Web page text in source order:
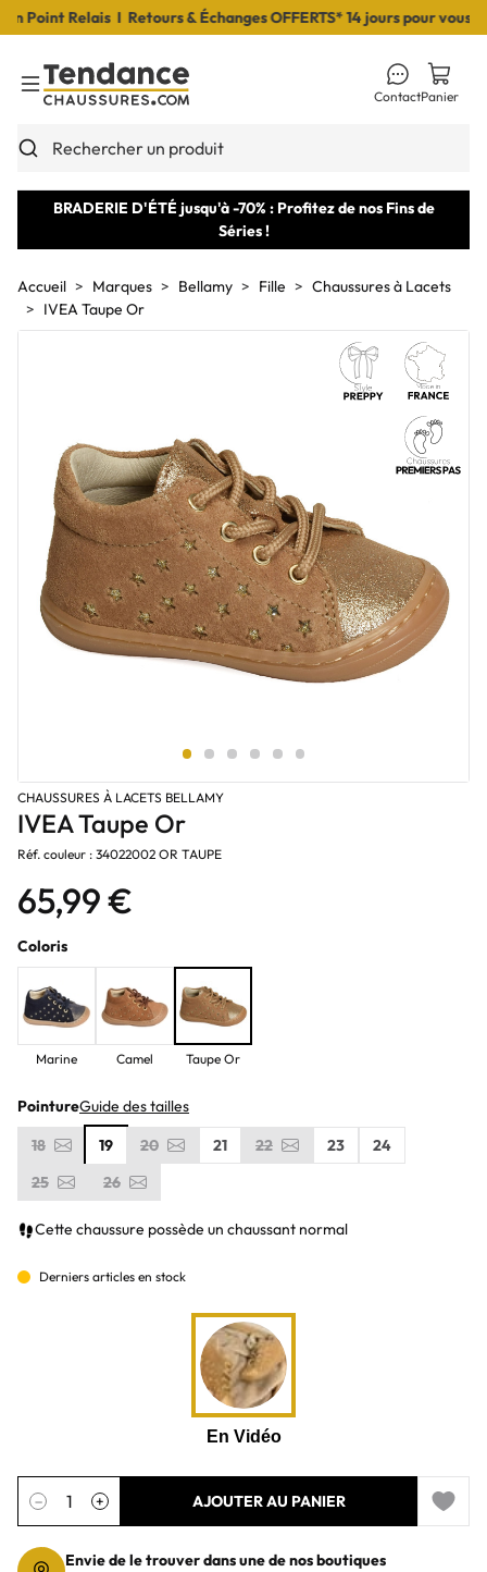
Point Relais I Retours & Échanges OFFERTS* 14 jours pour vous
Toggle Menu
Rechercher un produit
ContactPanier
BRADERIE D'ÉTÉ jusqu'à -70% : Profitez de nos Fins de
Séries !
Accueil Marques Bellamy Fille
Chaussures à Lacets
IVEA Taupe Or
CHAUSSURES À LACETS BELLAMY
IVEA Taupe Or
Réf. couleur : 34022002 OR TAUPE
65,99 €
Coloris
Marine Camel Taupe Or
PointureGuide des tailles
18
19 20 21 22 23
24
25
26
Cette chaussure possède un chaussant normal
Derniers articles en stock
Quantité
− + AJOUTER AU PANIER
Add to
Envie de le trouver dans une de nos boutiques